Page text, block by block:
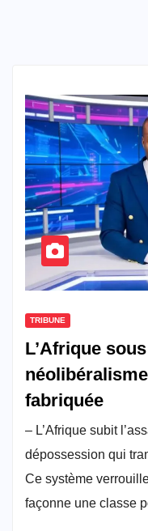
TRIBUNE
L’Afrique
fabriquée
– L’Afrique subit
dépossession qui
Ce système
façonne une classe